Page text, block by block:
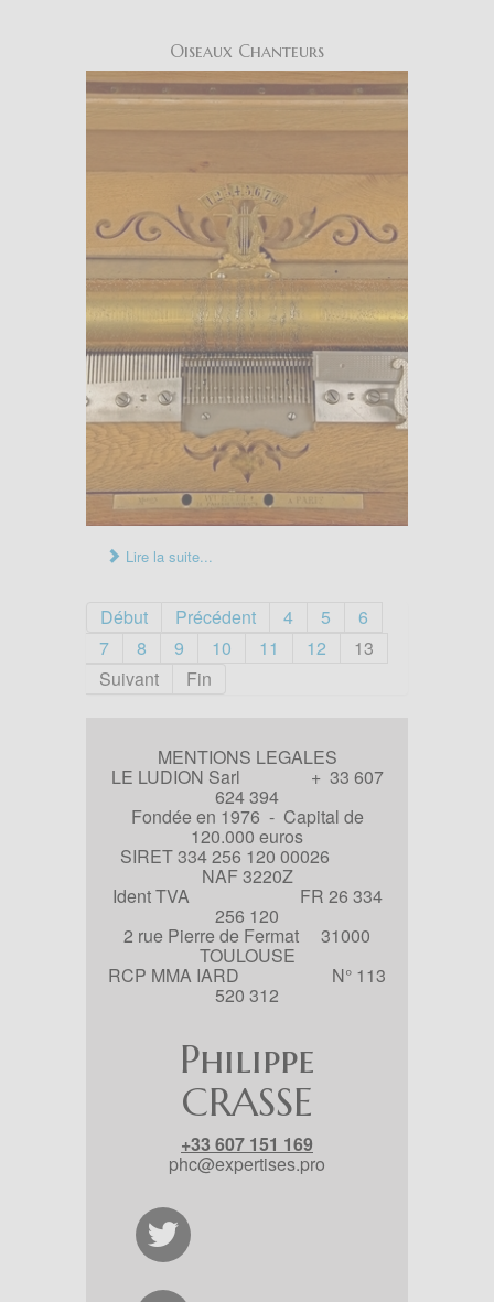
Oiseaux Chanteurs
Lire la suite...
Début Précédent 4 5
6
7
8 9 10 11 12
13
Suivant
Fin
MENTIONS LEGALES
LE LUDION Sarl + 33 607
624 394
Fondée en 1976 - Capital de
120.000 euros
SIRET 334 256 120 00026
NAF 3220Z
Ident TVA FR 26 334
256 120
2 rue Pierre de Fermat 31000
TOULOUSE
RCP MMA IARD N° 113
520 312
Philippe
CRASSE
+33 607 151 169
phc@expertises.pro